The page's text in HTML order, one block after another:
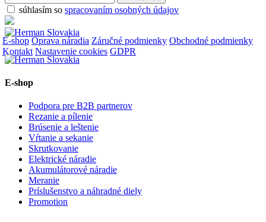
súhlasím so spracovaním osobných údajov
E-shop Oprava náradia Záručné podmienky Obchodné podmienky
Kontakt Nastavenie cookies GDPR
E-shop
Podpora pre B2B partnerov
Rezanie a pílenie
Brúsenie a leštenie
Vŕtanie a sekanie
Skrutkovanie
Elektrické náradie
Akumulátorové náradie
Meranie
Príslušenstvo a náhradné diely
Promotion